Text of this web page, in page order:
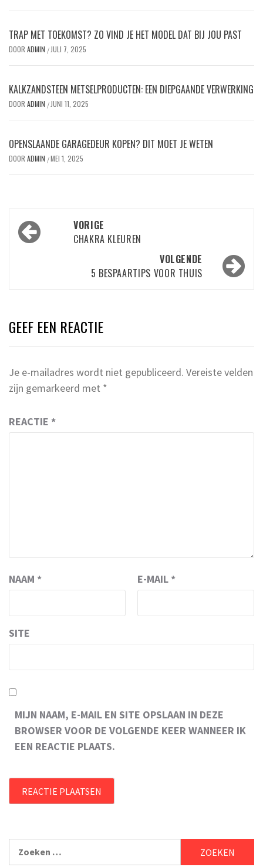
TRAP MET TOEKOMST? ZO VIND JE HET MODEL DAT BIJ JOU PAST
DOOR ADMIN / JULI 7, 2025
KALKZANDSTEEN METSELPRODUCTEN: EEN DIEPGAANDE VERWERKING
DOOR ADMIN / JUNI 11, 2025
OPENSLAANDE GARAGEDEUR KOPEN? DIT MOET JE WETEN
DOOR ADMIN /MEI 1, 2025
Bericht
navigatie
VORIGE
CHAKRA KLEUREN
VOLGENDE
5 BESPAARTIPS VOOR THUIS
GEEF EEN REACTIE
Je e-mailadres wordt niet gepubliceerd. Vereiste velden
zijn gemarkeerd met *
REACTIE *
NAAM * E-MAIL *
SITE
MIJN NAAM, E-MAIL EN SITE OPSLAAN IN DEZE
BROWSER VOOR DE VOLGENDE KEER WANNEER IK
EEN REACTIE PLAATS.